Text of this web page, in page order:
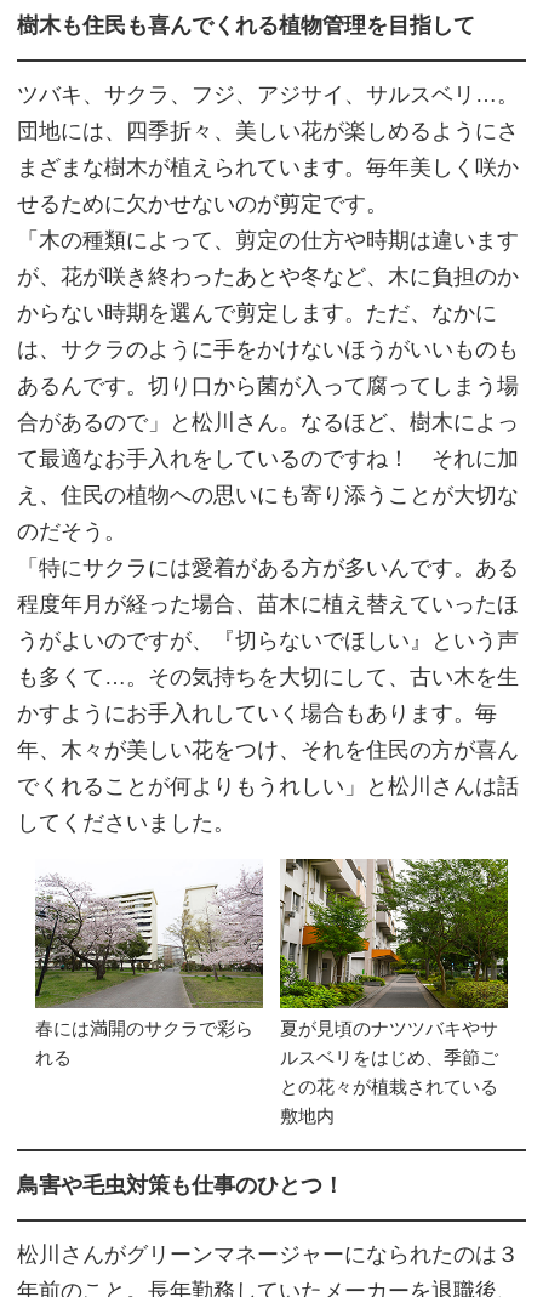
樹木も住民も喜んでくれる植物管理を目指して
ツバキ、サクラ、フジ、アジサイ、サルスベリ…。
団地には、四季折々、美しい花が楽しめるようにさ
まざまな樹木が植えられています。毎年美しく咲か
せるために欠かせないのが剪定です。
「木の種類によって、剪定の仕方や時期は違います
が、花が咲き終わったあとや冬など、木に負担のか
からない時期を選んで剪定します。ただ、なかに
は、サクラのように手をかけないほうがいいものも
あるんです。切り口から菌が入って腐ってしまう場
合があるので」と松川さん。なるほど、樹木によっ
て最適なお手入れをしているのですね！ それに加
え、住民の植物への思いにも寄り添うことが大切な
のだそう。
「特にサクラには愛着がある方が多いんです。ある
程度年月が経った場合、苗木に植え替えていったほ
うがよいのですが、『切らないでほしい』という声
も多くて…。その気持ちを大切にして、古い木を生
かすようにお手入れしていく場合もあります。毎
年、木々が美しい花をつけ、それを住民の方が喜ん
でくれることが何よりもうれしい」と松川さんは話
してくださいました。
春には満開のサクラで彩ら
れる
夏が見頃のナツツバキやサ
ルスベリをはじめ、季節ご
との花々が植栽されている
敷地内
鳥害や毛虫対策も仕事のひとつ！
松川さんがグリーンマネージャーになられたのは３
年前のこと。長年勤務していたメーカーを退職後、